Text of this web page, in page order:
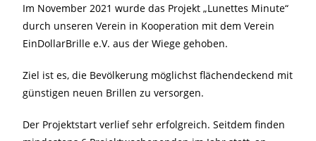
Im November 2021 wurde das Projekt „Lunettes Minute“
durch unseren Verein in Kooperation mit dem Verein
EinDollarBrille e.V. aus der Wiege gehoben.
Ziel ist es, die Bevölkerung möglichst flächendeckend mit
günstigen neuen Brillen zu versorgen.
Der Projektstart verlief sehr erfolgreich. Seitdem finden